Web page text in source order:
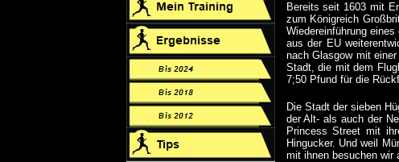
Bereits seit 1603 mit
zum Königreich
Wiedereinführung
aus der EU
nach Glasgow mit
Stadt, die mit dem
7;50 Pfund für die
Die Stadt der sieben
der Alt- als auch der
Princess Street mit
Hingucker. Und weil
mit ihnen besuchen wir